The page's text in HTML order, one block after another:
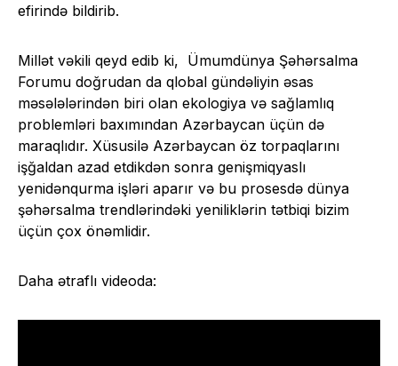
efirində bildirib.
Millət vəkili qeyd edib ki, Ümumdünya Şəhərsalma
Forumu doğrudan da qlobal gündəliyin əsas
məsələlərindən biri olan ekologiya və sağlamlıq
problemləri baxımından Azərbaycan üçün də
maraqlıdır. Xüsusilə Azərbaycan öz torpaqlarını
işğaldan azad etdikdən sonra genişmiqyaslı
yenidənqurma işləri aparır və bu prosesdə dünya
şəhərsalma trendlərindəki yeniliklərin tətbiqi bizim
üçün çox önəmlidir.
Daha ətraflı videoda: